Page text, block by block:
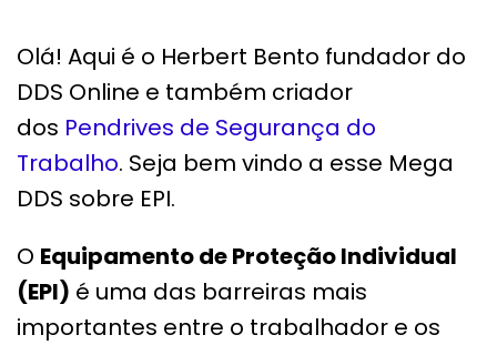
Olá! Aqui é o Herbert Bento fundador do
DDS Online e também criador
dos Pendrives de Segurança do
Trabalho. Seja bem vindo a esse Mega
DDS sobre EPI.
O Equipamento de Proteção Individual
(EPI) é uma das barreiras mais
importantes entre o trabalhador e os